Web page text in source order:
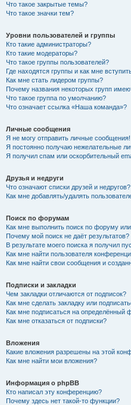
Что такое закрытые темы?
Что такое значки тем?
Уровни пользователей и группы
Кто такие администраторы?
Кто такие модераторы?
Что такое группы пользователей?
Где находятся группы и как мне
Как мне стать лидером группы?
Почему названия некоторых групп
Что такое группа по умолчанию?
Что означает ссылка «Наша команда»?
Личные сообщения
Я не могу отправить личные сообщения!
Я постоянно получаю нежелательные
Я получил спам или оскорбительный
Друзья и недруги
Что означают списки друзей и недругов?
Как мне добавлять/удалять
Поиск по форумам
Как мне выполнить поиск по форуму
Почему мой поиск не даёт результатов?
В результате моего поиска я получил
Как мне найти пользователя
Как мне найти свои сообщения и
Подписки и закладки
Чем закладки отличаются от подписок?
Как мне сделать закладку или
Как мне подписаться на определённый
Как мне отказаться от подписки?
Вложения
Какие вложения разрешены на этой
Как мне найти мои вложения?
Информация о phpBB
Кто написал эту конференцию?
Почему здесь нет такой-то функции?